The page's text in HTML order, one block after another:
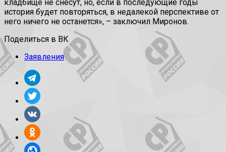
кладбище не снесут, но, если в последующие годы
история будет повторяться, в недалекой перспективе от
него ничего не останется», – заключил Миронов.
Поделиться в ВК
Заявления